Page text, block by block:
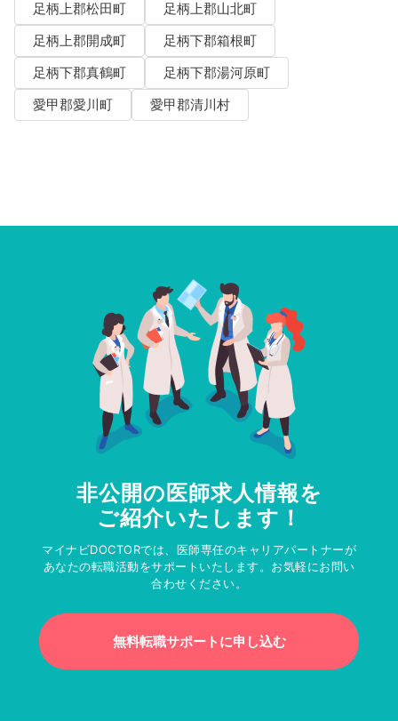
足柄上郡松田町
足柄上郡山北町
足柄上郡開成町
足柄下郡箱根町
足柄下郡真鶴町
足柄下郡湯河原町
愛甲郡愛川町
愛甲郡清川村
非公開の医師求人情報を
ご紹介いたします！
マイナビDOCTORでは、医師専任のキャリアパートナーが
あなたの転職活動をサポートいたします。お気軽にお問い
合わせください。
無料転職サポートに申し込む